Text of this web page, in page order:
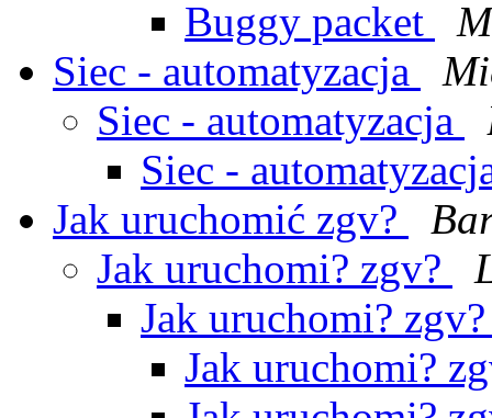
Buggy packet
Siec - automatyzacja
Siec - automatyzacja
Siec -
Jak uruchomić zgv?
Jak uruchomi? zgv?
Jak uruchomi?
Jak uruchomi?